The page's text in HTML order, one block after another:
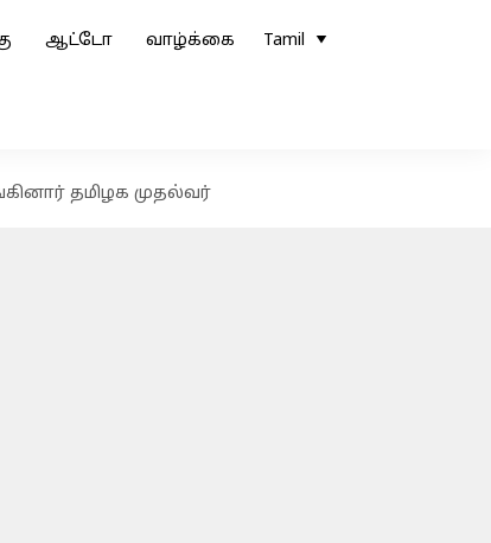
ஆட்டோ வாழ்க்கை Tamil
தமிழக முதல்வர்